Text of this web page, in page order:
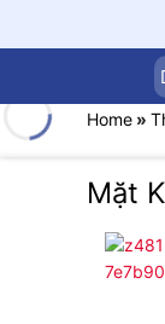
Home »
Mặt